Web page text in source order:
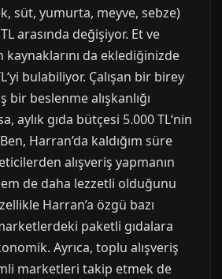
süt, yumurta, meyve, sebze)
arasında değişiyor. Et ve
da eklediğinizde
bulabiliyor. Çalışan bir birey
bir beslenme alışkanlığı
aylık gıda bütçesi 5.000 TL‘nin
Harran’da kaldığım süre
alışveriş yapmanın
de daha lezzetli olduğunu
Harran’a özgü bazı
paketli gıdalara
Ayrıca, toplu alışveriş
marketleri takip etmek de